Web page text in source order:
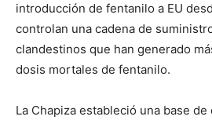
introducción de fentanilo a EU
controlan una cadena de
clandestinos que han generado
dosis mortales de fentanilo.
La Chapiza estableció una base